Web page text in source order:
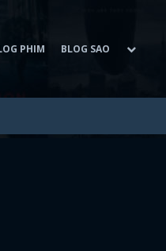
PHIM BLOG SAO